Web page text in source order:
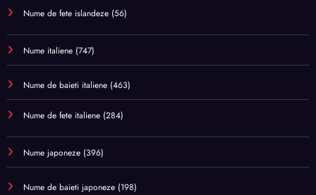
Nume de fete islandeze (56)
Nume italiene (747)
Nume de baieti italiene (463)
Nume de fete italiene (284)
Nume japoneze (396)
Nume de baieti japoneze (198)